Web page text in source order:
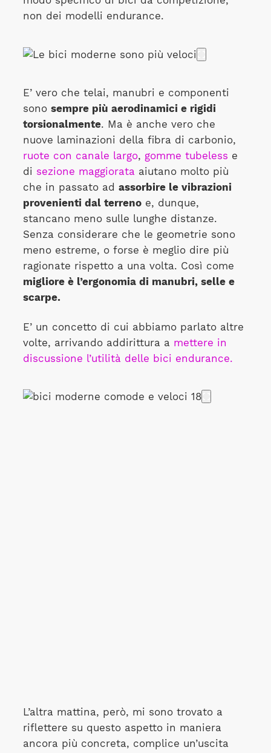
non dei modelli endurance.
E’ vero che telai, manubri e componenti
sono sempre più aerodinamici e rigidi
torsionalmente. Ma è anche vero che
nuove laminazioni della fibra di carbonio,
ruote con canale largo, gomme tubeless e
di sezione maggiorataaiutano molto più
che in passato ad assorbire le vibrazioni
provenienti dal terrenoe, dunque,
stancano meno sulle lunghe distanze.
Senza considerare che le geometrie sono
meno estreme, o forse è meglio dire più
ragionate rispetto a una volta. Così come
migliore è l’ergonomia di manubri, selle e
scarpe.
E’ un concetto di cui abbiamo parlato altre
volte, arrivando addirittura a mettere in
discussione l’utilità delle bici endurance.
L’altra mattina, però, mi sono trovato a
riflettere su questo aspetto in maniera
ancora più concreta, complice un’uscita